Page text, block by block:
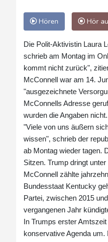
Hören Hör
Die Polit-Aktivistin Laura
schrieb am Montag im
kommt nicht zurück",
McConnell war am 14.
"ausgezeichnete
McConnells Adresse
wurden die Angaben nicht.
"Viele von uns äußern
wissen", schrieb der
ab Montag wieder tagen.
Sitzen. Trump dringt
McConnell zählte
Bundesstaat Kentucky
Partei, zwischen 2015
vergangenen Jahr
In Trumps erster
konservative Agenda